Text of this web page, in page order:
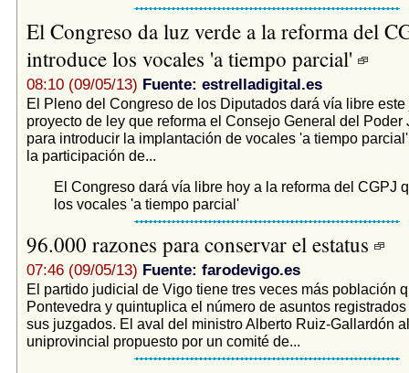
El Congreso da luz verde a la reforma del
introduce los vocales 'a tiempo parcial'
08:10 (09/05/13) Fuente: estrelladigital.es
El Pleno del Congreso de los Diputados dará vía libre
proyecto de ley que reforma el Consejo General del Poder
para introducir la implantación de vocales 'a tiempo
la participación de...
El Congreso dará vía libre hoy a la reforma del CGPJ
los vocales 'a tiempo parcial'
96.000 razones para conservar el estatus
07:46 (09/05/13) Fuente: farodevigo.es
El partido judicial de Vigo tiene tres veces más población
Pontevedra y quintuplica el número de asuntos
sus juzgados. El aval del ministro Alberto Ruiz-Gallardón
uniprovincial propuesto por un comité de...